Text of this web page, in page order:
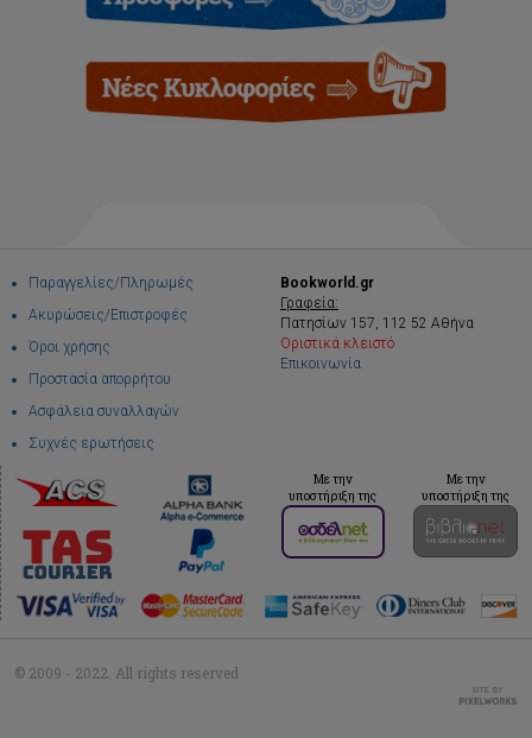
Παραγγελίες/Πληρωμές
Ακυρώσεις/Επιστροφές
Όροι χρήσης
Προστασία απορρήτου
Ασφάλεια συναλλαγών
Συχνές ερωτήσεις
Bookworld.gr
Γραφεία:
Πατησίων 157, 112 52 Αθήνα
Οριστικά κλειστό
Επικοινωνία
Με την
υποστήριξη της
Με την
υποστήριξη της
© 2009 - 2022. All rights reserved